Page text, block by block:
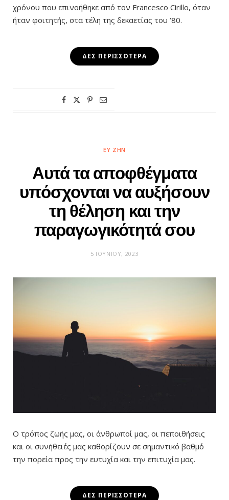
χρόνου που επινοήθηκε από τον Francesco Cirillo, όταν
ήταν φοιτητής, στα τέλη της δεκαετίας του ‘80.
ΔΕΣ ΠΕΡΙΣΣΌΤΕΡΑ
ΕΥ ΖΗΝ
Αυτά τα αποφθέγματα
υπόσχονται να αυξήσουν
τη θέληση και την
παραγωγικότητά σου
5 ΙΟΥΝΊΟΥ, 2023
Ο τρόπος ζωής μας, οι άνθρωποί μας, οι πεποιθήσεις
και οι συνήθειές μας καθορίζουν σε σημαντικό βαθμό
την πορεία προς την ευτυχία και την επιτυχία μας.
ΔΕΣ ΠΕΡΙΣΣΌΤΕΡΑ